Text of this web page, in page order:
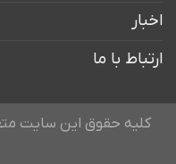
با ما
حقوق این سایت